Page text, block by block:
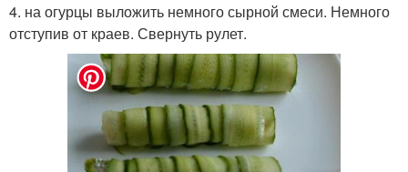
4. на огурцы выложить немного сырной смеси. Немного
отступив от краев. Свернуть рулет.